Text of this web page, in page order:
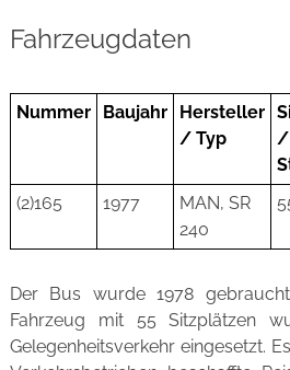
Fahrzeugdaten
Nummer Baujahr
Hersteller
/ Typ
/
(2)165 1977
MAN, SR
240
Der Bus wurde 1978
Fahrzeug mit 55 Sitzplätzen
Gelegenheitsverkehr eingesetzt.